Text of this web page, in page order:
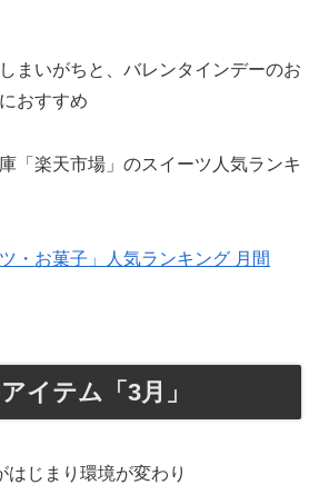
まいがちと、バレンタインデーのお
おすすめ
「楽天市場」のスイーツ人気ランキ
・お菓子」人気ランキング 月間
イテム「3月」
じまり環境が変わり